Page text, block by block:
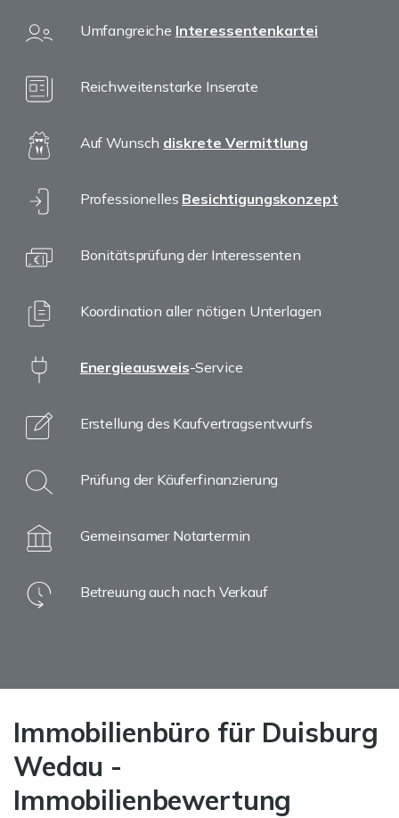
Umfangreiche Interessentenkartei
Reichweitenstarke Inserate
Auf Wunsch diskrete Vermittlung
Professionelles Besichtigungskonzept
Bonitätsprüfung der Interessenten
Koordination aller nötigen Unterlagen
Energieausweis-Service
Erstellung des Kaufvertragsentwurfs
Prüfung der Käuferfinanzierung
Gemeinsamer Notartermin
Betreuung auch nach Verkauf
Immobilienbüro für Duisburg
Wedau -
Immobilienbewertung